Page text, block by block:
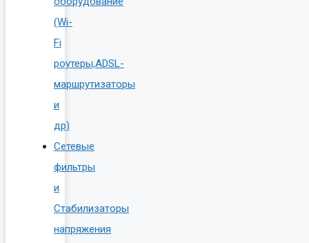
(Wi-
Fi
роутеры,ADSL-
маршрутизаторы
и
др)
Сетевые
фильтры
и
Стабилизаторы
напряжения